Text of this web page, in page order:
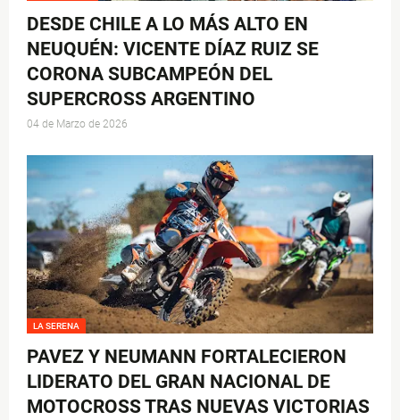
DESDE CHILE A LO MÁS ALTO EN
NEUQUÉN: VICENTE DÍAZ RUIZ SE
CORONA SUBCAMPEÓN DEL
SUPERCROSS ARGENTINO
04 de Marzo de 2026
LA SERENA
PAVEZ Y NEUMANN FORTALECIERON
LIDERATO DEL GRAN NACIONAL DE
MOTOCROSS TRAS NUEVAS VICTORIAS